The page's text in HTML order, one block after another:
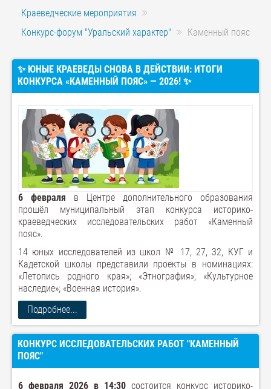
Краеведческие мероприятия
Конкурс-форум "Уральский характер"
Каменный пояс
✨ ЮНЫЕ КРАЕВЕДЫ СНОВА В ДЕЙСТВИИ: ИТОГИ
КОНКУРСА «КАМЕННЫЙ ПОЯС» — 2026! ✨
6 февраля в Центре дополнительного образования
прошёл муниципальный этап конкурса историко-
краеведческих исследовательских работ «Каменный
пояс».
14 юных исследователей из школ № 17, 27, 32, КУГ и
Кадетской школы представили проекты в номинациях:
«Летопись родного края»; «Этнография»; «Культурное
наследие»; «Военная история».
Подробнее...
КОНКУРС ИССЛЕДОВАТЕЛЬСКИХ РАБОТ "КАМЕННЫЙ
ПОЯС"
6 февраля 2026 в 14:30 состоится конкурс историко-